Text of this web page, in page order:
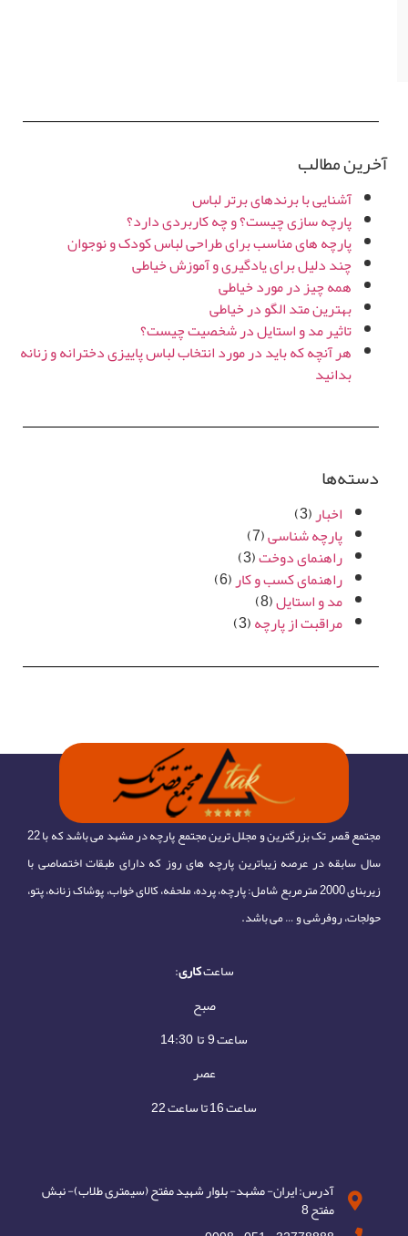
آخرین مطالب
آشنایی با برندهای برتر لباس
پارچه سازی چیست؟ و چه کاربردی دارد؟
پارچه های مناسب برای طراحی لباس کودک و نوجوان
چند دلیل برای یادگیری و آموزش خیاطی
همه چیز در مورد خیاطی
بهترین متد الگو در خیاطی
تاثیر مد و استایل در شخصیت چیست؟
هر آنچه که باید در مورد انتخاب لباس پاییزی دخترانه و زنانه
بدانید
دسته‌ها
اخبار(3)
پارچه شناسی(7)
راهنمای دوخت(3)
راهنمای کسب و کار(6)
مد و استایل(8)
مراقبت از پارچه(3)
مجتمع قصر تک بزرگترین و مجلل ترین مجتمع پارچه در مشهد می باشد که با 22
سال سابقه در عرصه زیباترین پارچه های روز که دارای طبقات اختصاصی با
زیربنای 2000 مترمربع شامل: پارچه، پرده، ملحفه، کالای خواب، پوشاک زنانه، پتو،
حولجات، روفرشی و … می باشد.
ساعتکاری:
صبح
ساعت 9 تا 14:30
عصر
ساعت 16 تا ساعت 22
آدرس: ایران- مشهد- بلوار شهید مفتح (سیمتری طلاب)- نبش
مفتح 8